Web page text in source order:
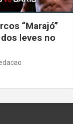
“Marajó”
leves no